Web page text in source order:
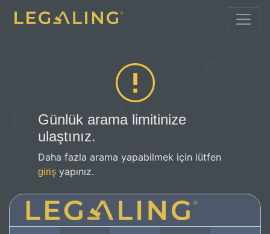
Günlük arama limitinize
ulaştınız.
Daha fazla arama yapabilmek için lütfen
giriş yapınız.